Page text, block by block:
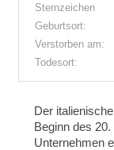
Sternzeichen
Geburtsort:
Verstorben am:
Todesort:
Der
Beginn des
Unternehmen